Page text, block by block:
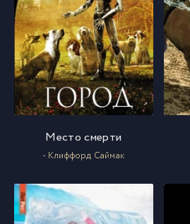
13 013
14 014
15 015
016
17 017
Место смерти
- Клиффорд Саймак